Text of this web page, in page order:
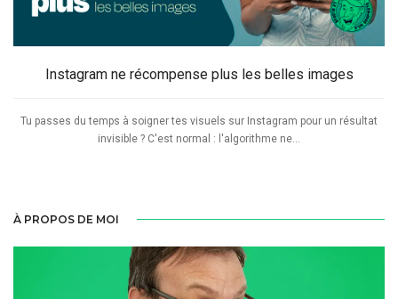
Instagram ne récompense plus les belles images
Tu passes du temps à soigner tes visuels sur Instagram pour un résultat
invisible ? C'est normal : l'algorithme ne...
À PROPOS DE MOI